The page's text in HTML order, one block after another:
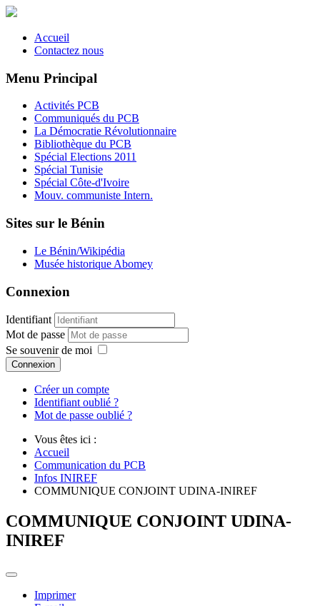
Accueil
Contactez nous
Menu Principal
Activités PCB
Communiqués du PCB
La Démocratie Révolutionnaire
Bibliothèque du PCB
Spécial Elections 2011
Spécial Tunisie
Spécial Côte-d'Ivoire
Mouv. communiste Intern.
Sites sur le Bénin
Le Bénin/Wikipédia
Musée historique Abomey
Connexion
Identifiant
Mot de passe
Se souvenir de moi
Connexion
Créer un compte
Identifiant oublié ?
Mot de passe oublié ?
Vous êtes ici :
Accueil
Communication du PCB
Infos INIREF
COMMUNIQUE CONJOINT UDINA-INIREF
COMMUNIQUE CONJOINT UDINA-
INIREF
Imprimer